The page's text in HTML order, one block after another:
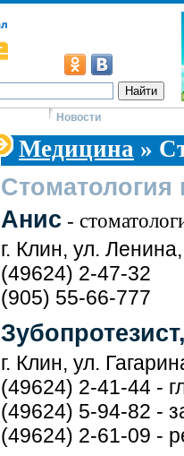
Новости
Медицина »
Стоматология
Анис -
г. Клин, ул.
(49624) 2-47-32
(905) 55-66-777
г. Клин, ул.
(49624) 2-41-44 -
(49624) 5-94-82 -
(49624) 2-61-09 -